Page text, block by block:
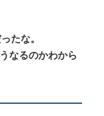
たな。
なるのかわから